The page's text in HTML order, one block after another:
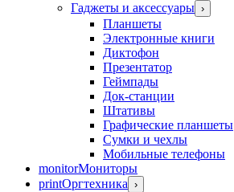
Гаджеты и аксессуары ›
Планшеты
Электронные книги
Диктофон
Презентатор
Геймпады
Док-станции
Штативы
Графические планшеты
Сумки и чехлы
Мобильные телефоны
monitorМониторы
printОргтехника ›